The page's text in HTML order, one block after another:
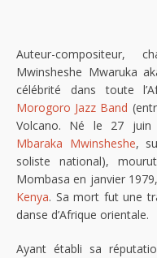
Auteur-compositeur,
Mwinsheshe Mwaruka
célébrité dans toute
Morogoro Jazz Band
Volcano. Né le 27
Mbaraka Mwinsheshe,
soliste national),
Mombasa en janvier
Kenya. Sa mort fut une
danse d’Afrique orientale.
Ayant établi sa